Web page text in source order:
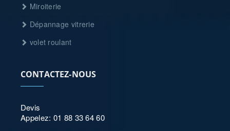
Miroiterie
Dépannage vitrerie
volet roulant
CONTACTEZ-NOUS
Devis
Appelez: 01 88 33 64 60